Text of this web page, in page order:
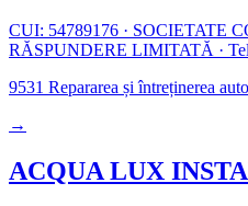
CUI: 54789176 · SOCIETATE
RĂSPUNDERE LIMITATĂ ·
9531 Repararea și întreținerea
→
ACQUA LUX